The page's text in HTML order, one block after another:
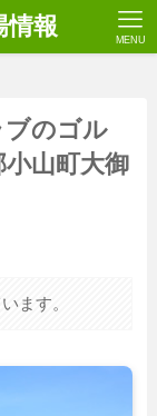
情報 MENU
のゴル
山町大御
ます。